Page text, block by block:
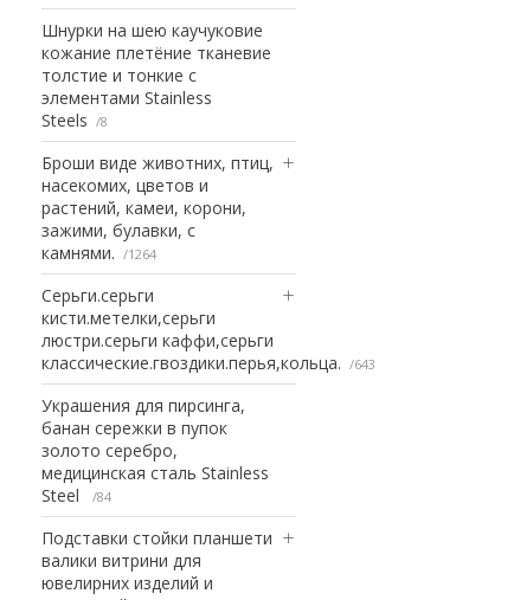
Шнурки на шею каучуковие
кожание плетёние тканевие
толстие и тонкие с
элементами Stainless
Steels
8
Броши виде животних, птиц,
насекомих, цветов и
растений, камеи, корони,
зажими, булавки, с
камнями.
1264
Серьги.серьги
кисти.метелки,серьги
люстри.серьги каффи,серьги
классические.гвоздики.перья,кольца.
643
Украшения для пирсинга,
банан сережки в пупок
золото серебро,
медицинская сталь Stainless
Steel
84
Подставки стойки планшети
валики витрини для
ювелирних изделий и